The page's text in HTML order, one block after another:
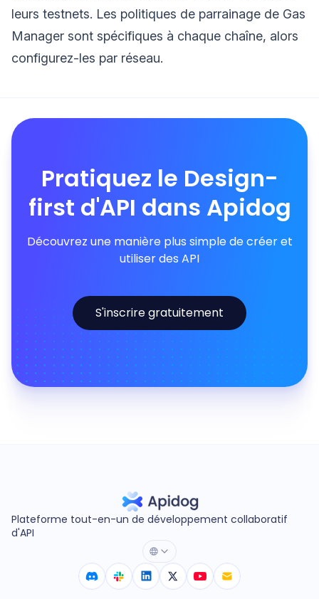
leurs testnets. Les politiques de parrainage de Gas
Manager sont spécifiques à chaque chaîne, alors
configurez-les par réseau.
Pratiquez le Design-
first d'API dans Apidog
Découvrez une manière plus simple de créer et
utiliser des API
S'inscrire gratuitement
Plateforme tout-en-un de développement collaboratif
d'API